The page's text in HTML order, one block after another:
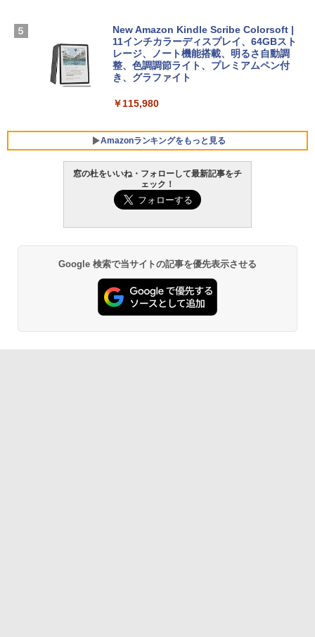
FMV ノートパソコン WE1-K3 (MS 365 P
ersonal/Copilotキー搭載/Win 11/15.6型/
Core i5/16GB/SSD 512GB/ホワイト) FM
VWK3E15W_AZ
￥139,880
￥3,600
New Amazon Kindle Scribe Colorsoft |
11インチカラーディスプレイ、64GBスト
レージ、ノート機能搭載、明るさ自動調
整、色調調節ライト、プレミアムペン付
き、グラファイト
￥115,980
Amazonランキングをもっと見る
窓の杜をいいね・フォローして最新記事をチ
ェック！
Google 検索で当サイトの記事を優先表示させる